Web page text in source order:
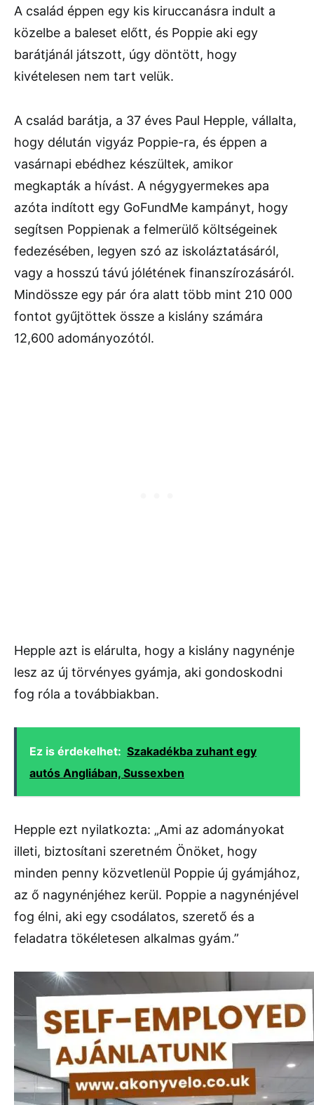
A család éppen egy kis kiruccanásra indult a
közelbe a baleset előtt, és Poppie aki egy
barátjánál játszott, úgy döntött, hogy
kivételesen nem tart velük.
A család barátja, a 37 éves Paul Hepple, vállalta,
hogy délután vigyáz Poppie-ra, és éppen a
vasárnapi ebédhez készültek, amikor
megkapták a hívást. A négygyermekes apa
azóta indított egy GoFundMe kampányt, hogy
segítsen Poppienak a felmerülő költségeinek
fedezésében, legyen szó az iskoláztatásáról,
vagy a hosszú távú jólétének finanszírozásáról.
Mindössze egy pár óra alatt több mint 210 000
fontot gyűjtöttek össze a kislány számára
12,600 adományozótól.
Hepple azt is elárulta, hogy a kislány nagynénje
lesz az új törvényes gyámja, aki gondoskodni
fog róla a továbbiakban.
Ez is érdekelhet: Szakadékba zuhant egy
autós Angliában, Sussexben
Hepple ezt nyilatkozta: „Ami az adományokat
illeti, biztosítani szeretném Önöket, hogy
minden penny közvetlenül Poppie új gyámjához,
az ő nagynénjéhez kerül. Poppie a nagynénjével
fog élni, aki egy csodálatos, szerető és a
feladatra tökéletesen alkalmas gyám.”